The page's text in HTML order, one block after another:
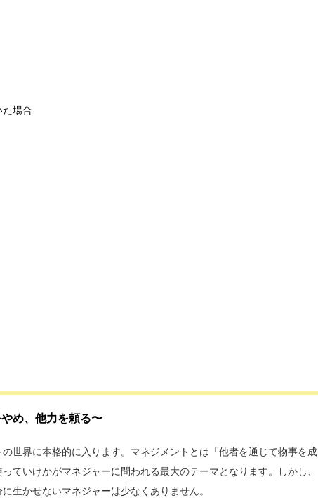
場合
め、他力を頼る〜
世界に本格的に入ります。マネジメントとは「他者を通じて物事を成
ていけかがマネジャーに問われる最大のテーマとなります。しかし、
生かせないマネジャーは少なくありません。